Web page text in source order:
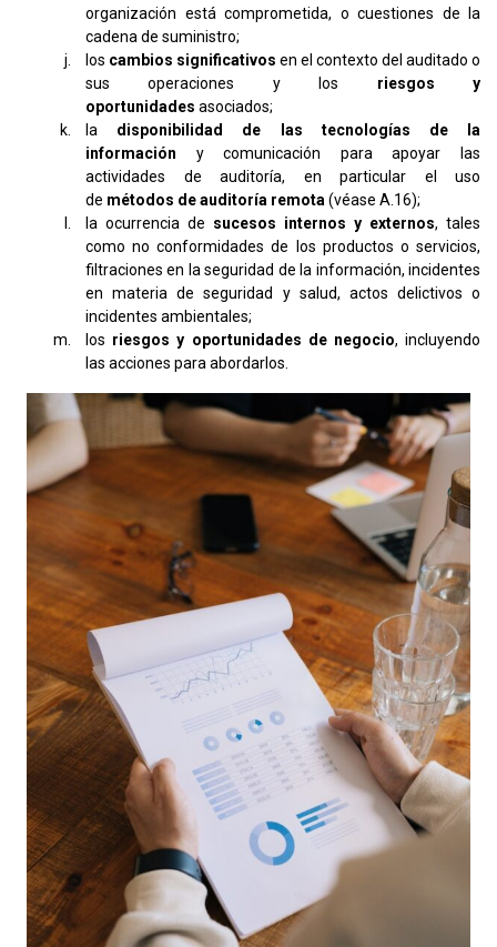
organización está comprometida, o cuestiones de la
cadena de suministro;
los cambios significativos en el contexto del auditado o
sus operaciones y los riesgos y
oportunidades asociados;
la disponibilidad de las tecnologías de la
información y comunicación para apoyar las
actividades de auditoría, en particular el uso
de métodos de auditoría remota (véase A.16);
la ocurrencia de sucesos internos y externos, tales
como no conformidades de los productos o servicios,
filtraciones en la seguridad de la información, incidentes
en materia de seguridad y salud, actos delictivos o
incidentes ambientales;
los riesgos y oportunidades de negocio, incluyendo
las acciones para abordarlos.